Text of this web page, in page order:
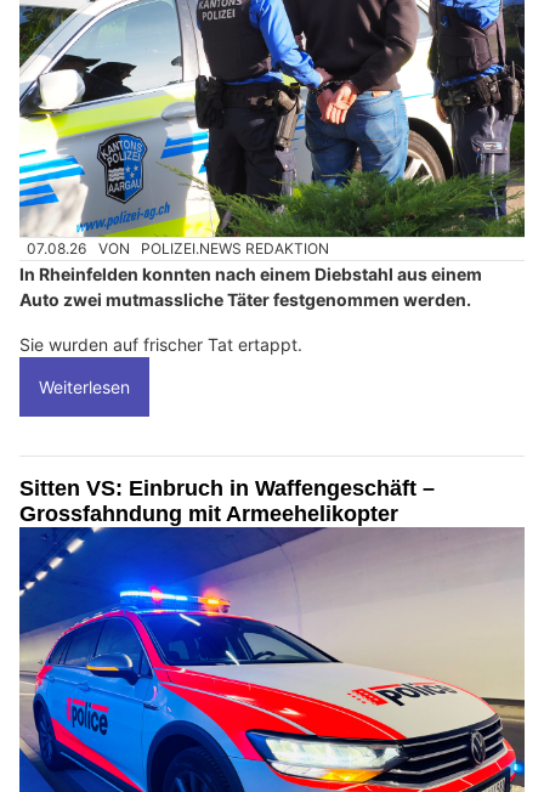
07.08.26 VON POLIZEI.NEWS REDAKTION
In Rheinfelden konnten nach einem Diebstahl aus einem
Auto zwei mutmassliche Täter festgenommen werden.
Sie wurden auf frischer Tat ertappt.
Weiterlesen
Sitten VS: Einbruch in Waffengeschäft –
Grossfahndung mit Armeehelikopter